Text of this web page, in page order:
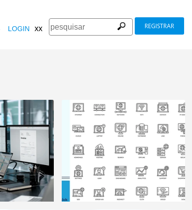
LOGIN xx REGISTRAR